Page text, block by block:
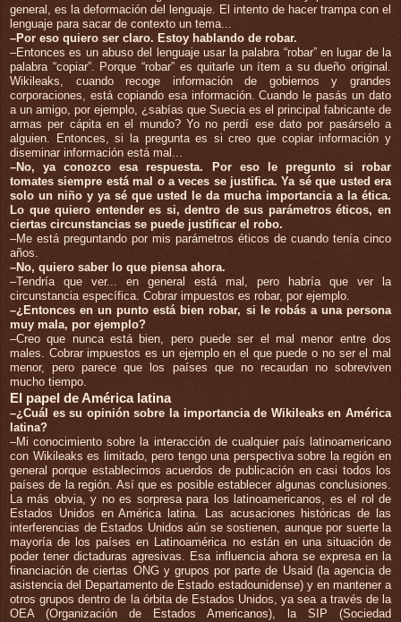
general, es la deformación del lenguaje. El intento de hacer trampa con el
lenguaje para sacar de contexto un tema...
–Por eso quiero ser claro. Estoy hablando de robar.
–Entonces es un abuso del lenguaje usar la palabra “robar” en lugar de la
palabra “copiar”. Porque “robar” es quitarle un ítem a su dueño original.
Wikileaks, cuando recoge información de gobiernos y grandes
corporaciones, está copiando esa información. Cuando le pasás un dato
a un amigo, por ejemplo, ¿sabías que Suecia es el principal fabricante de
armas per cápita en el mundo? Yo no perdí ese dato por pasárselo a
alguien. Entonces, si la pregunta es si creo que copiar información y
diseminar información está mal...
–No, ya conozco esa respuesta. Por eso le pregunto si robar
tomates siempre está mal o a veces se justifica. Ya sé que usted era
solo un niño y ya sé que usted le da mucha importancia a la ética.
Lo que quiero entender es si, dentro de sus parámetros éticos, en
ciertas circunstancias se puede justificar el robo.
–Me está preguntando por mis parámetros éticos de cuando tenía cinco
años.
–No, quiero saber lo que piensa ahora.
–Tendría que ver... en general está mal, pero habría que ver la
circunstancia específica. Cobrar impuestos es robar, por ejemplo.
–¿Entonces en un punto está bien robar, si le robás a una persona
muy mala, por ejemplo?
–Creo que nunca está bien, pero puede ser el mal menor entre dos
males. Cobrar impuestos es un ejemplo en el que puede o no ser el mal
menor, pero parece que los países que no recaudan no sobreviven
mucho tiempo.
El papel de América latina
–¿Cuál es su opinión sobre la importancia de Wikileaks en América
latina?
–Mi conocimiento sobre la interacción de cualquier país latinoamericano
con Wikileaks es limitado, pero tengo una perspectiva sobre la región en
general porque establecimos acuerdos de publicación en casi todos los
países de la región. Así que es posible establecer algunas conclusiones.
La más obvia, y no es sorpresa para los latinoamericanos, es el rol de
Estados Unidos en América latina. Las acusaciones históricas de las
interferencias de Estados Unidos aún se sostienen, aunque por suerte la
mayoría de los países en Latinoamérica no están en una situación de
poder tener dictaduras agresivas. Esa influencia ahora se expresa en la
financiación de ciertas ONG y grupos por parte de Usaid (la agencia de
asistencia del Departamento de Estado estadounidense) y en mantener a
otros grupos dentro de la órbita de Estados Unidos, ya sea a través de la
OEA (Organización de Estados Americanos), la SIP (Sociedad